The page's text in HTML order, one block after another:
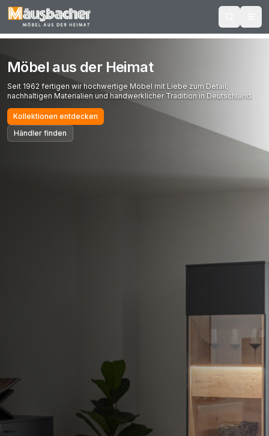
Möbel aus der Heimat
Seit 1962 fertigen wir hochwertige Möbel mit Liebe zum Detail,
nachhaltigen Materialien und handwerklicher Tradition in Deutschland.
Kollektionen entdecken
Händler finden